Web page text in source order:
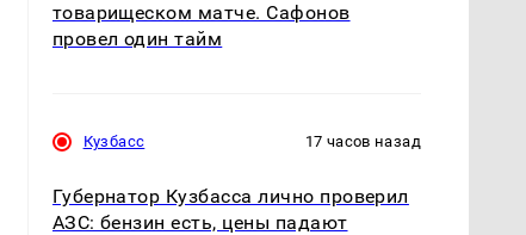
товарищеском матче. Сафонов
провел один тайм
Кузбасс 17 часов назад
Губернатор Кузбасса лично проверил
АЗС: бензин есть, цены падают